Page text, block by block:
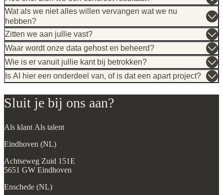
Wat als we niet alles willen vervangen wat we nu
hebben?
Zitten we aan jullie vast?
Waar wordt onze data gehost en beheerd?
Wie is er vanuit jullie kant bij betrokken?
Is AI hier een onderdeel van, of is dat een apart project?
Sluit je bij ons aan?
Als klant Als talent
Eindhoven (NL)
Achtseweg Zuid 151E
5651 GW Eindhoven
Enschede (NL)